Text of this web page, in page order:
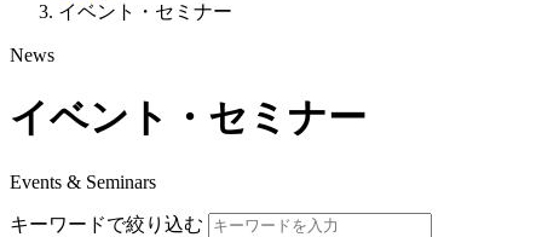
イベント・セミナー
News
イベント・セミナー
Events & Seminars
キーワードで絞り込む